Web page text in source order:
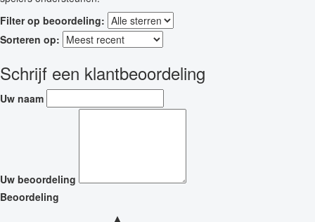
Filter op beoordeling:
Sorteren op:
Schrijf een klantbeoordeling
Uw naam
Uw beoordeling
Beoordeling